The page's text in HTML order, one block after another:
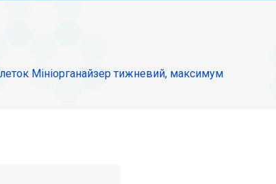
Мініорганайзер тижневий, максимум